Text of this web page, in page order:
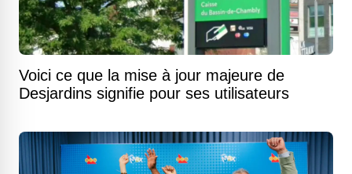
Voici ce que la mise à jour majeure de
Desjardins signifie pour ses utilisateurs